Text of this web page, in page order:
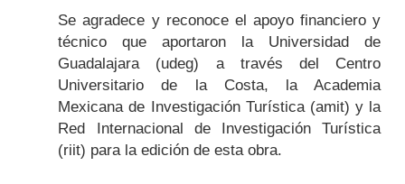
Se agradece y reconoce el apoyo financiero y
técnico que aportaron la Universidad de
Guadalajara (udeg) a través del Centro
Universitario de la Costa, la Academia
Mexicana de Investigación Turística (amit) y la
Red Internacional de Investigación Turística
(riit) para la edición de esta obra.